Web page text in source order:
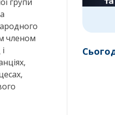
членом